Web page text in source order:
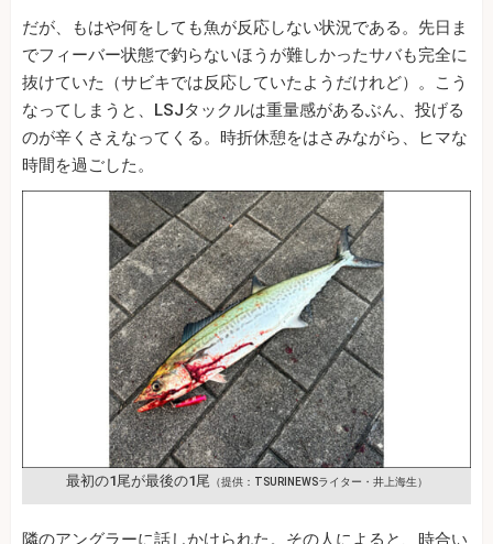
だが、もはや何をしても魚が反応しない状況である。先日ま
でフィーバー状態で釣らないほうが難しかったサバも完全に
抜けていた（サビキでは反応していたようだけれど）。こう
なってしまうと、LSJタックルは重量感があるぶん、投げる
のが辛くさえなってくる。時折休憩をはさみながら、ヒマな
時間を過ごした。
最初の1尾が最後の1尾 （提供：TSURINEWSライター・井上海生）
隣のアングラーに話しかけられた。その人によると、時合い